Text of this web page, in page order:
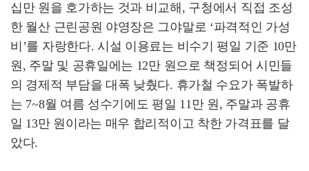
십만 원을 호가하는 것과 비교해, 구청에서 직접 조성
한 월산 근린공원 야영장은 그야말로 ‘파격적인 가성
비’를 자랑한다. 시설 이용료는 비수기 평일 기준 10만
원, 주말 및 공휴일에는 12만 원으로 책정되어 시민들
의 경제적 부담을 대폭 낮췄다. 휴가철 수요가 폭발하
는 7~8월 여름 성수기에도 평일 11만 원, 주말과 공휴
일 13만 원이라는 매우 합리적이고 착한 가격표를 달
았다.